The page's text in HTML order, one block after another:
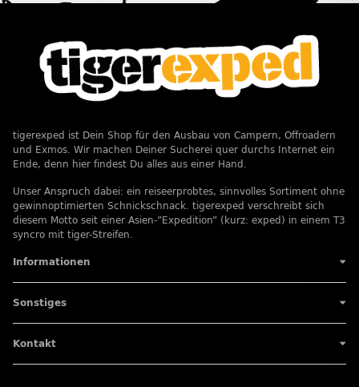
tigerexped ist Dein Shop für den Ausbau von Campern, Offroadern
und Exmos. Wir machen Deiner Sucherei quer durchs Internet ein
Ende, denn hier findest Du alles aus einer Hand.
Unser Anspruch dabei: ein reiseerprobtes, sinnvolles Sortiment ohne
gewinnoptimierten Schnickschnack. tigerexped verschreibt sich
diesem Motto seit einer Asien-”Expedition” (kurz: exped) in einem T3
syncro mit tiger-Streifen.
Informationen
Sonstiges
Kontakt